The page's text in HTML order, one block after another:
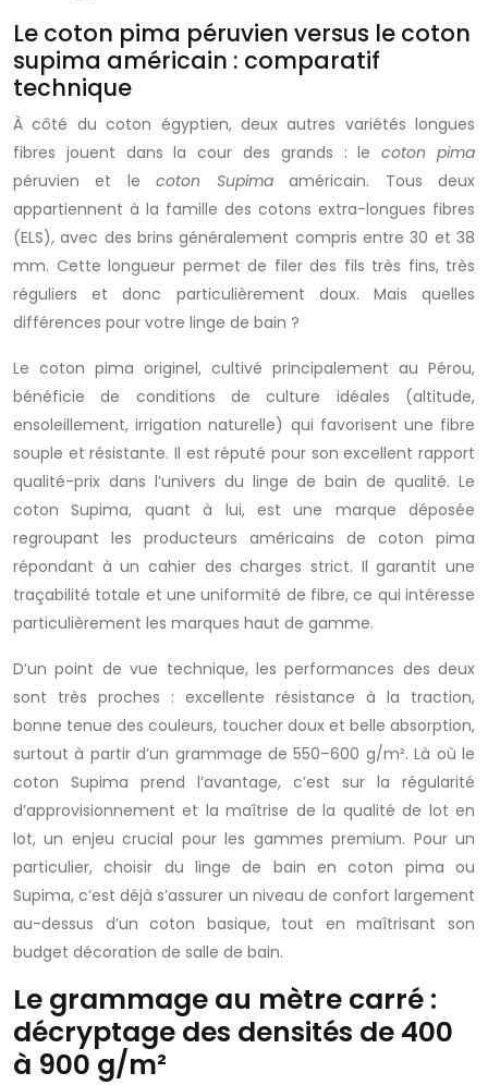
Le coton pima péruvien versus le coton
supima américain : comparatif
technique
À côté du coton égyptien, deux autres variétés longues
fibres jouent dans la cour des grands : lecoton pima
péruvien et lecoton Supimaaméricain. Tous deux
appartiennent à la famille des cotons extra-longues fibres
(ELS), avec des brins généralement compris entre 30 et 38
mm. Cette longueur permet de filer des fils très fins, très
réguliers et donc particulièrement doux. Mais quelles
différences pour votre linge de bain ?
Le coton pima originel, cultivé principalement au Pérou,
bénéficie de conditions de culture idéales (altitude,
ensoleillement, irrigation naturelle) qui favorisent une fibre
souple et résistante. Il est réputé pour son excellent rapport
qualité-prix dans l’univers du linge de bain de qualité. Le
coton Supima, quant à lui, est une marque déposée
regroupant les producteurs américains de coton pima
répondant à un cahier des charges strict. Il garantit une
traçabilité totale et une uniformité de fibre, ce qui intéresse
particulièrement les marques haut de gamme.
D’un point de vue technique, les performances des deux
sont très proches : excellente résistance à la traction,
bonne tenue des couleurs, toucher doux et belle absorption,
surtout à partir d’un grammage de 550–600 g/m². Là où le
coton Supima prend l’avantage, c’est sur la régularité
d’approvisionnement et la maîtrise de la qualité de lot en
lot, un enjeu crucial pour les gammes premium. Pour un
particulier, choisir du linge de bain en coton pima ou
Supima, c’est déjà s’assurer un niveau de confort largement
au-dessus d’un coton basique, tout en maîtrisant son
budget décoration de salle de bain.
Le grammage au mètre carré :
décryptage des densités de 400
à 900 g/m²